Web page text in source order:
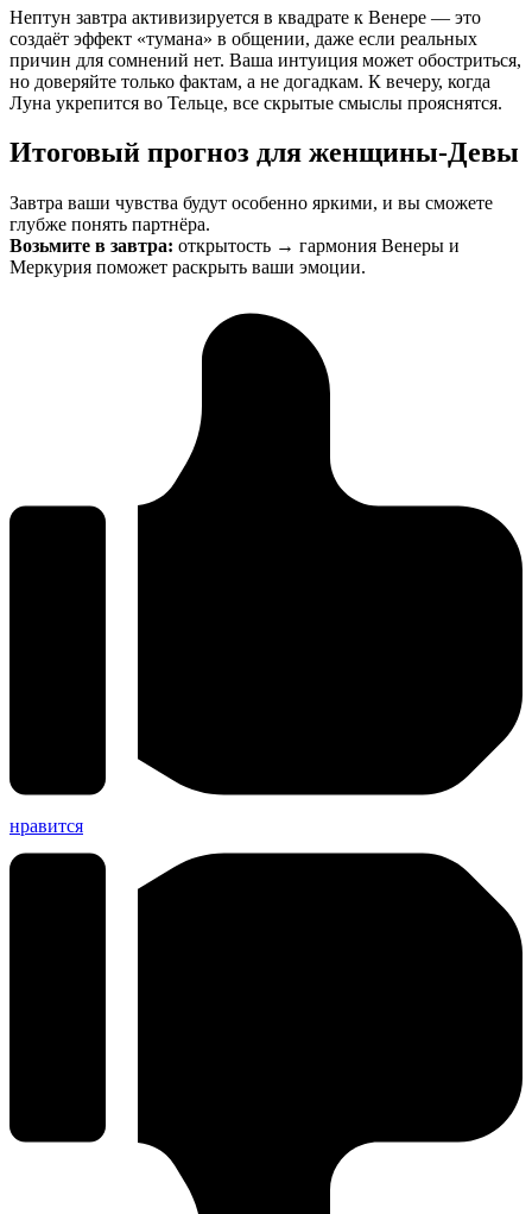
Нептун завтра активизируется в квадрате к Венере — это
создаёт эффект «тумана» в общении, даже если реальных
причин для сомнений нет. Ваша интуиция может обостриться,
но доверяйте только фактам, а не догадкам. К вечеру, когда
Луна укрепится во Тельце, все скрытые смыслы прояснятся.
Итоговый прогноз для женщины-Девы
Завтра ваши чувства будут особенно яркими, и вы сможете
глубже понять партнёра.
Возьмите в завтра: открытость → гармония Венеры и
Меркурия поможет раскрыть ваши эмоции.
нравится